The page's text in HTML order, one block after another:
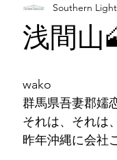
ュー・口コミ わらゆ
浅間山
Southern
wako
群馬県吾妻郡嬬
それは、それは
昨年沖縄に会社